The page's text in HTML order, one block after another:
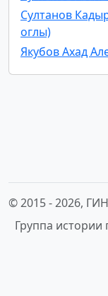
Султанов
оглы)
Якубов Ахад
© 2015 -2026,
Группа истории